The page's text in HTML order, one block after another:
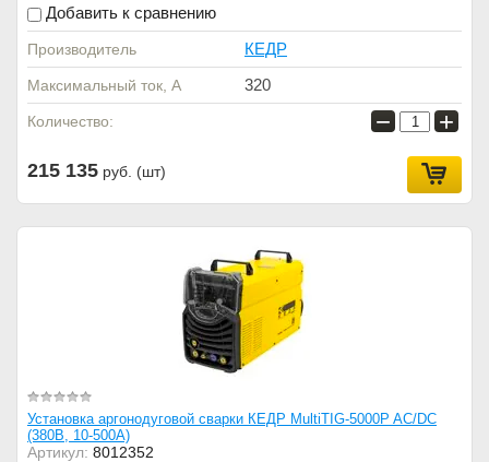
Добавить к сравнению
Производитель КЕДР
Максимальный ток, А 320
Количество: − +
215 135 руб. (шт)
Установка аргонодуговой сварки КЕДР MultiTIG-5000P AC/DC
(380В, 10-500А)
Артикул: 8012352